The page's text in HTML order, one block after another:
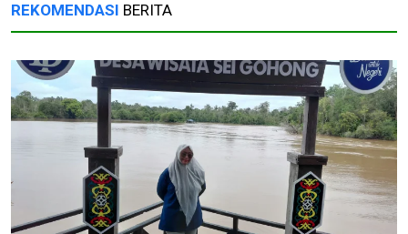
REKOMENDASI BERITA